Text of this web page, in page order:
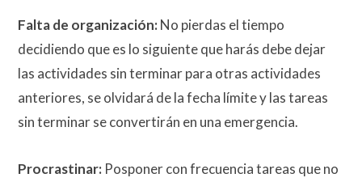
Falta de organización:No pierdas el tiempo
decidiendo que es lo siguiente que harás debe dejar
las actividades sin terminar para otras actividades
anteriores, se olvidará de la fecha límite y las tareas
sin terminar se convertirán en una emergencia.
Procrastinar: Posponer con frecuencia tareas que no